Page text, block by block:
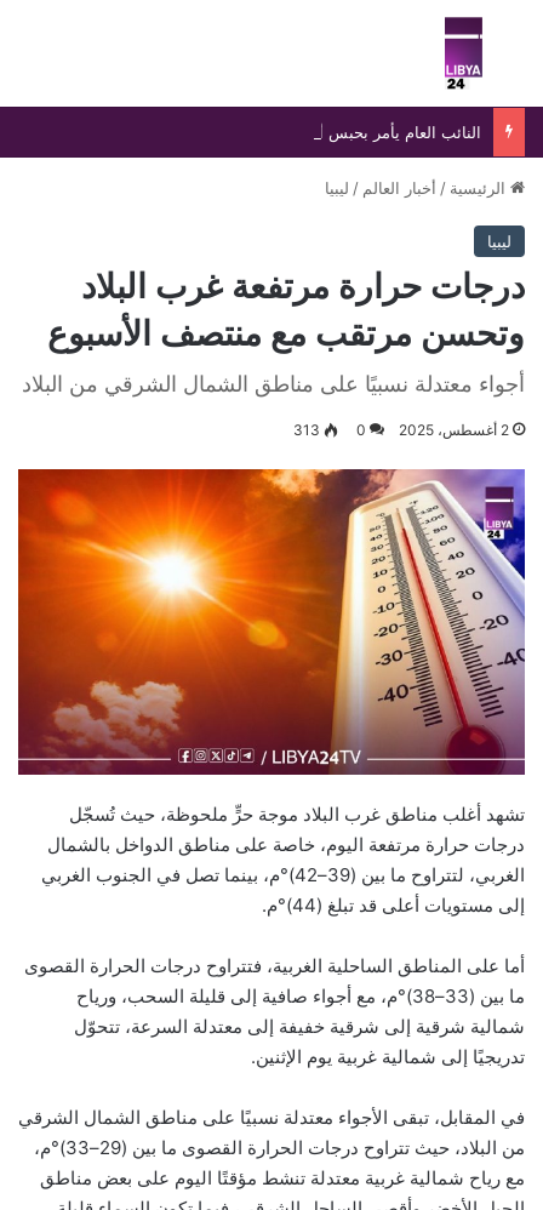
بحث عن
الرئيسية / أخبار العالم / ليبيا
ليبيا
درجات حرارة مرتفعة غرب البلاد
وتحسن مرتقب مع منتصف الأسبوع
أجواء معتدلة نسبيًا على مناطق الشمال الشرقي من البلاد
2 أغسطس، 2025 0
313
تشهد أغلب مناطق غرب البلاد موجة حرٍّ ملحوظة، حيث تُسجّل
درجات حرارة مرتفعة اليوم، خاصة على مناطق الدواخل بالشمال
الغربي، لتتراوح ما بين (39–42)°م، بينما تصل في الجنوب الغربي
إلى مستويات أعلى قد تبلغ (44)°م.
أما على المناطق الساحلية الغربية، فتتراوح درجات الحرارة القصوى
ما بين (33–38)°م، مع أجواء صافية إلى قليلة السحب، ورياح
شمالية شرقية إلى شرقية خفيفة إلى معتدلة السرعة، تتحوّل
تدريجيًا إلى شمالية غربية يوم الإثنين.
في المقابل، تبقى الأجواء معتدلة نسبيًا على مناطق الشمال الشرقي
من البلاد، حيث تتراوح درجات الحرارة القصوى ما بين (29–33)°م،
مع رياح شمالية غربية معتدلة تنشط مؤقتًا اليوم على بعض مناطق